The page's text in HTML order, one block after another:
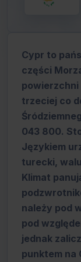
Cypr to
części
powierzchni
trzeciej co
043 800.
Językiem
turecki,
Klimat
należy pod
pod
jednak
punktem na